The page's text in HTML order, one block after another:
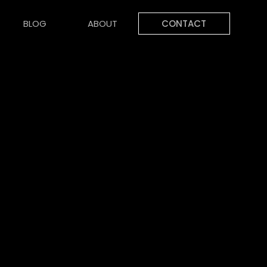
BLOG ABOUT CONTACT